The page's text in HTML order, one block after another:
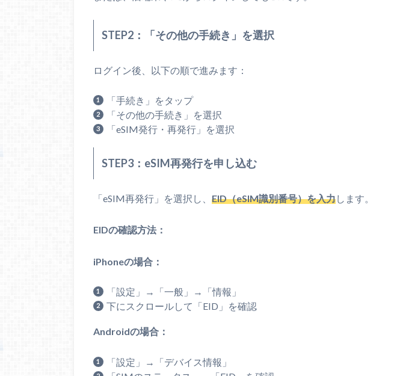
STEP2：「その他の手続き」を選択
ログイン後、以下の順で進みます：
「手続き」をタップ
「その他の手続き」を選択
「eSIM発行・再発行」を選択
STEP3：eSIM再発行を申し込む
「eSIM再発行」を選択し、 EID（eSIM識別番号）を入力します。
EIDの確認方法：
iPhoneの場合：
「設定」→「一般」→「情報」
下にスクロールして「EID」を確認
Androidの場合：
「設定」→「デバイス情報」